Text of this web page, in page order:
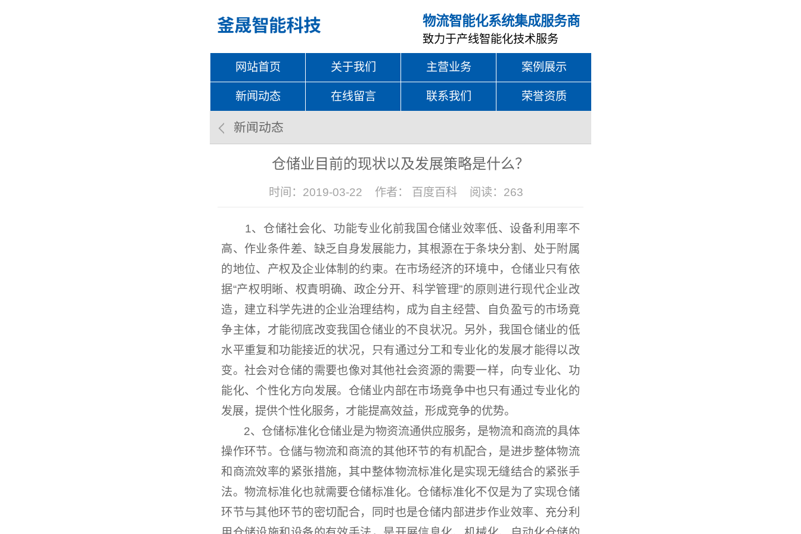
物流智能化系统集成服务商
致力于产线智能化技术服务
网站首页 关于我们 主营业务 案例展示
新闻动态 在线留言 联系我们 荣誉资质
新闻动态
仓储业目前的现状以及发展策略是什么？
时间：2019-03-22 作者： 百度百科 阅读： 263
1、仓储社会化、功能专业化前我国仓储业效率低、设备利用率不
高、作业条件差、缺乏自身发展能力，其根源在于条块分割、处于附属
的地位、产权及企业体制的约柬。在市场经济的环境中，仓储业只有依
据“产权明晰、权責明确、政企分开、科学管理”的原则进行现代企业改
造，建立科学先进的企业治理结构，成为自主经营、自负盈亏的市场竟
争主体，才能彻底改变我国仓储业的不良状况。另外，我国仓储业的低
水平重复和功能接近的状况，只有通过分工和专业化的发展才能得以改
变。社会对仓储的需要也像对其他社会资源的需要一样，向专业化、功
能化、个性化方向发展。仓储业内部在市场竟争中也只有通过专业化的
发展，提供个性化服务，才能提高效益，形成竞争的优势。
2、仓储标准化仓储业是为物资流通供应服务，是物流和商流的具体
操作环节。仓儲与物流和商流的其他环节的有机配合，是进步整体物流
和商流效率的紧张措施，其中整体物流标准化是实现无缝结合的紧张手
法。物流标准化也就需要仓储标准化。仓储标准化不仅是为了实现仓储
环节与其他环节的密切配合，同时也是仓储内部进步作业效率、充分利